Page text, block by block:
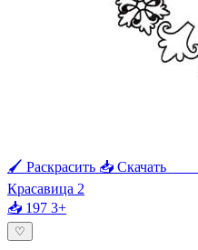
🖌 Раскрасить 📥 Скачать
Красавица 2
📥 197 3+
♡